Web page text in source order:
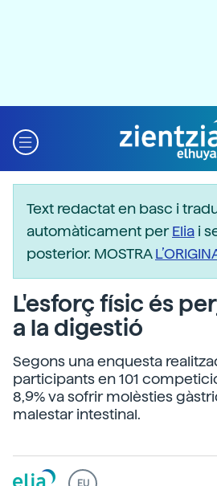
Text redactat en basc i
automàticament perElia i
posterior. MOSTRA
L'esforç físic és
a la digestió
Segons una enquesta
participants en 101
8,9% va sofrir molèsties
malestar intestinal.
EU